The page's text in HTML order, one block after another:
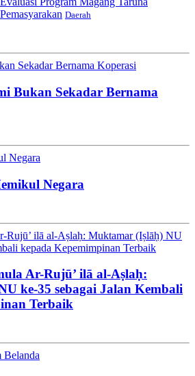
Pemasyarakan Daerah
Sekadar Bernama Koperasi
Bukan Sekadar Bernama
Negara
Negara
Rujū’ ilā al-Aṣlaḥ: Muktamar (Iṣlāḥ) NU
kepada Kepemimpinan Terbaik
Ar-Rujū’ ilā al-Aṣlaḥ:
ke-35 sebagai Jalan Kembali
Terbaik